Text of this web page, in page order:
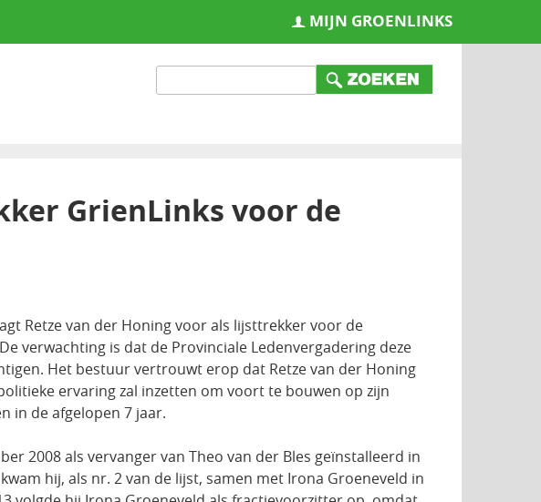
MIJN GROENLINKS
GrienLinks voor de
Retze van der Honing voor als lijsttrekker voor de
verwachting is dat de Provinciale Ledenvergadering deze
Het bestuur vertrouwt erop dat Retze van der Honing
ervaring zal inzetten om voort te bouwen op zijn
in de afgelopen 7 jaar.
2008 als vervanger van Theo van der Bles geïnstalleerd in
hij, als nr. 2 van de lijst, samen met Irona Groeneveld in